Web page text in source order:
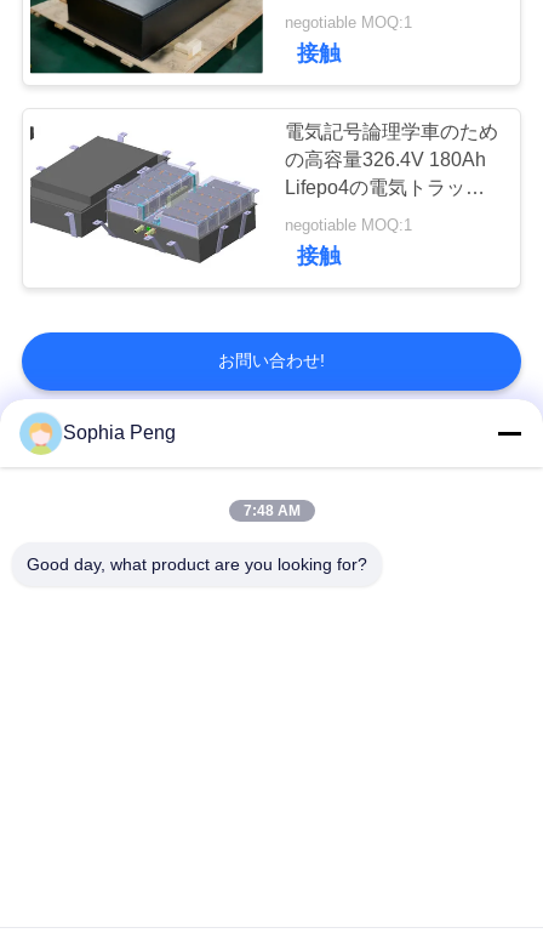
500Aを安定させます
negotiable MOQ:1
接触
電気記号論理学車のため
の高容量326.4V 180Ah
Lifepo4の電気トラック
電池
negotiable MOQ:1
接触
お問い合わせ!
Sophia Peng
7:48 AM
Good day, what product are you looking for?